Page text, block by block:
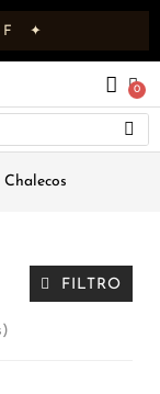
✦
Chalecos
FILTRO